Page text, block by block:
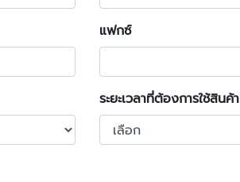
แฟกซ์
ระยะเวลาที่ต้องการใช้สินค้า